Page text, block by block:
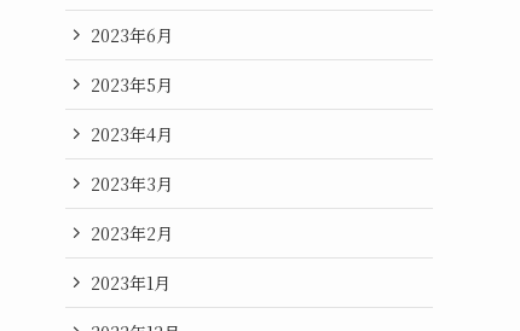
2023年6月
2023年5月
2023年4月
2023年3月
2023年2月
2023年1月